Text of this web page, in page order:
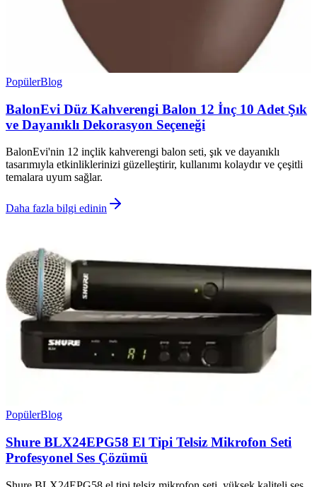
PopülerBlog
BalonEvi Düz Kahverengi Balon 12 İnç 10 Adet Şık
ve Dayanıklı Dekorasyon Seçeneği
BalonEvi'nin 12 inçlik kahverengi balon seti, şık ve dayanıklı
tasarımıyla etkinliklerinizi güzelleştirir, kullanımı kolaydır ve çeşitli
temalara uyum sağlar.
Daha fazla bilgi edinin
PopülerBlog
Shure BLX24EPG58 El Tipi Telsiz Mikrofon Seti
Profesyonel Ses Çözümü